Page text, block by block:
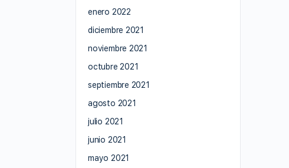
enero 2022
diciembre 2021
noviembre 2021
octubre 2021
septiembre 2021
agosto 2021
julio 2021
junio 2021
mayo 2021